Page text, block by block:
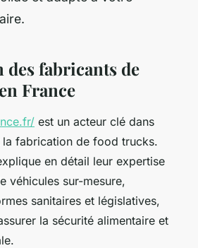
des fabricants de
France
est un acteur clé dans
la fabrication de food trucks.
en détail leur expertise
véhicules sur-mesure,
sanitaires et législatives,
la sécurité alimentaire et